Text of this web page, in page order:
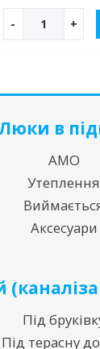
- +
в
АМО
Утеплення
Аксесуари
Під
Під терасну